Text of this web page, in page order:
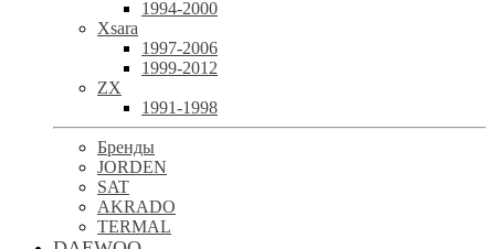
1994-2000
Xsara
1997-2006
1999-2012
ZX
1991-1998
Бренды
JORDEN
SAT
AKRADO
TERMAL